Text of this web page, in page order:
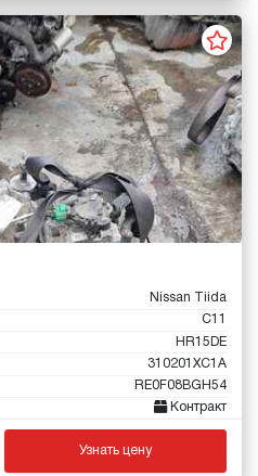
Nissan Tiida
C11
HR15DE
310201XC1A
RE0F08BGH54
Контракт
Узнать цену